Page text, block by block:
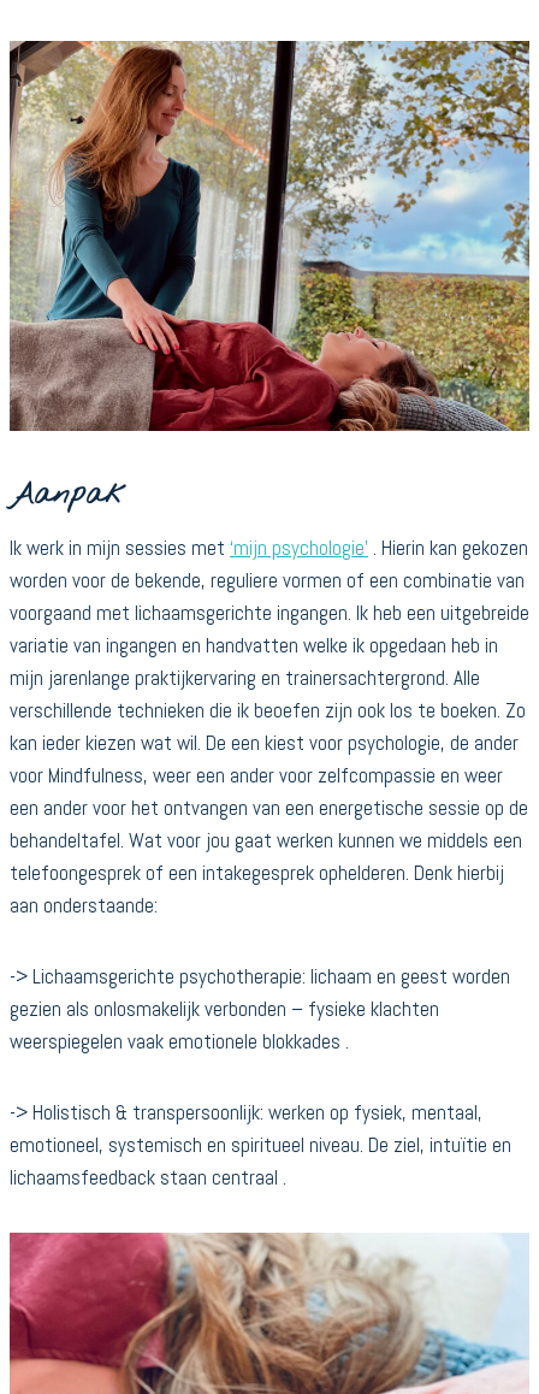
Aanpak
Ik werk in mijn sessies met ‘mijn psychologie’ . Hierin kan gekozen
worden voor de bekende, reguliere vormen of een combinatie van
voorgaand met lichaamsgerichte ingangen. Ik heb een uitgebreide
variatie van ingangen en handvatten welke ik opgedaan heb in
mijn jarenlange praktijkervaring en trainersachtergrond. Alle
verschillende technieken die ik beoefen zijn ook los te boeken. Zo
kan ieder kiezen wat wil. De een kiest voor psychologie, de ander
voor Mindfulness, weer een ander voor zelfcompassie en weer
een ander voor het ontvangen van een energetische sessie op de
behandeltafel. Wat voor jou gaat werken kunnen we middels een
telefoongesprek of een intakegesprek ophelderen. Denk hierbij
aan onderstaande:
-> Lichaamsgerichte psychotherapie: lichaam en geest worden
gezien als onlosmakelijk verbonden – fysieke klachten
weerspiegelen vaak emotionele blokkades .
-> Holistisch & transpersoonlijk: werken op fysiek, mentaal,
emotioneel, systemisch en spiritueel niveau. De ziel, intuïtie en
lichaamsfeedback staan centraal .